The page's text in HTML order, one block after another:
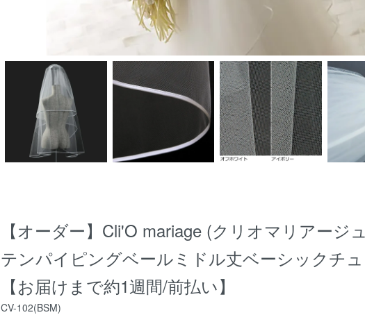
【オーダー】Cli'O mariage (クリオマリアージ
テンパイピングベールミドル丈ベーシックチ
【お届けまで約1週間/前払い】
CV-102(BSM)